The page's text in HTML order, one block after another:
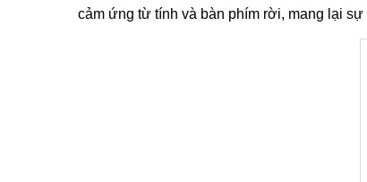
cảm ứng từ tính và bàn phím rời, mang lại